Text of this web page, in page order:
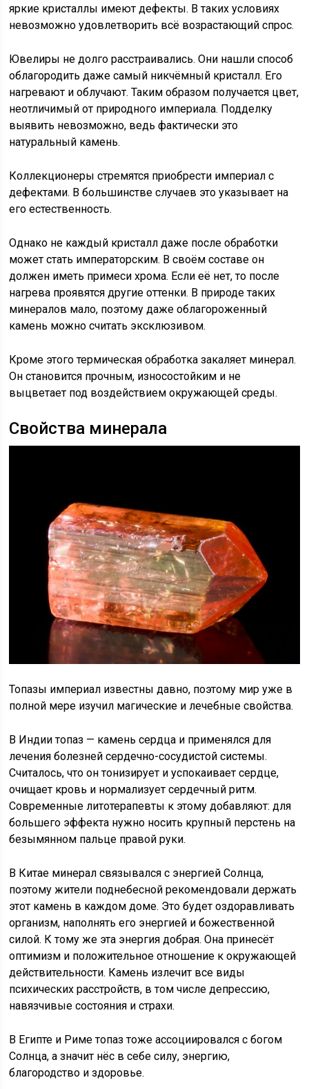
яркие кристаллы имеют дефекты. В таких условиях
невозможно удовлетворить всё возрастающий спрос.
Ювелиры не долго расстраивались. Они нашли способ
облагородить даже самый никчёмный кристалл. Его
нагревают и облучают. Таким образом получается цвет,
неотличимый от природного империала. Подделку
выявить невозможно, ведь фактически это
натуральный камень.
Коллекционеры стремятся приобрести империал с
дефектами. В большинстве случаев это указывает на
его естественность.
Однако не каждый кристалл даже после обработки
может стать императорским. В своём составе он
должен иметь примеси хрома. Если её нет, то после
нагрева проявятся другие оттенки. В природе таких
минералов мало, поэтому даже облагороженный
камень можно считать эксклюзивом.
Кроме этого термическая обработка закаляет минерал.
Он становится прочным, износостойким и не
выцветает под воздействием окружающей среды.
Свойства минерала
Топазы империал известны давно, поэтому мир уже в
полной мере изучил магические и лечебные свойства.
В Индии топаз — камень сердца и применялся для
лечения болезней сердечно-сосудистой системы.
Считалось, что он тонизирует и успокаивает сердце,
очищает кровь и нормализует сердечный ритм.
Современные литотерапевты к этому добавляют: для
большего эффекта нужно носить крупный перстень на
безымянном пальце правой руки.
В Китае минерал связывался с энергией Солнца,
поэтому жители поднебесной рекомендовали держать
этот камень в каждом доме. Это будет оздоравливать
организм, наполнять его энергией и божественной
силой. К тому же эта энергия добрая. Она принесёт
оптимизм и положительное отношение к окружающей
действительности. Камень излечит все виды
психических расстройств, в том числе депрессию,
навязчивые состояния и страхи.
В Египте и Риме топаз тоже ассоциировался с богом
Солнца, а значит нёс в себе силу, энергию,
благородство и здоровье.